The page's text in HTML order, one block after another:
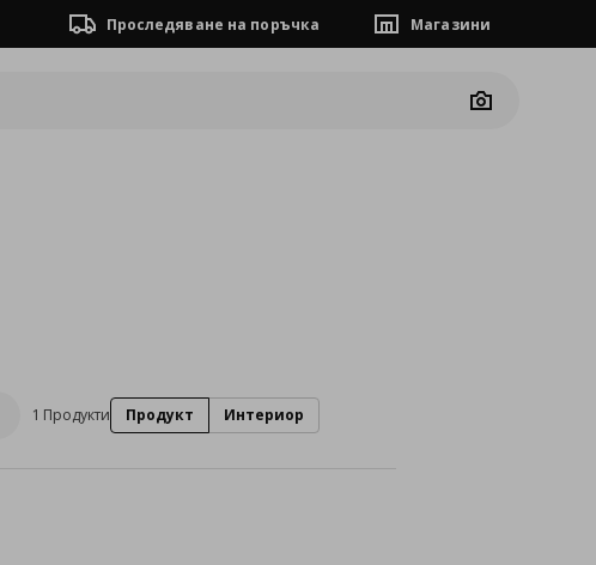
Проследяване на поръчка Магазини
Camera
1 Продукти Продукт Интериор